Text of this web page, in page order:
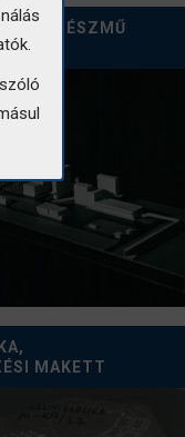
MÉSZMŰ
MAKETT